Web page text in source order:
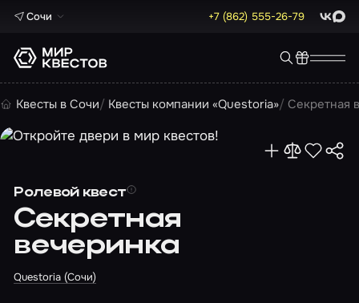
Сочи +7 (862) 555-26-79 Max
Квесты в Сочи Квесты компании «Questoria» Секретная
Ролевой квест
Секретная
вечеринка
Questoria (Сочи)